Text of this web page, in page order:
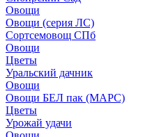
Овощи
Овощи (серия ЛС)
Сортсемовощ СПб
Овощи
Цветы
Уральский дачник
Овощи
Овощи БЕЛ пак (МАРС)
Цветы
Урожай удачи